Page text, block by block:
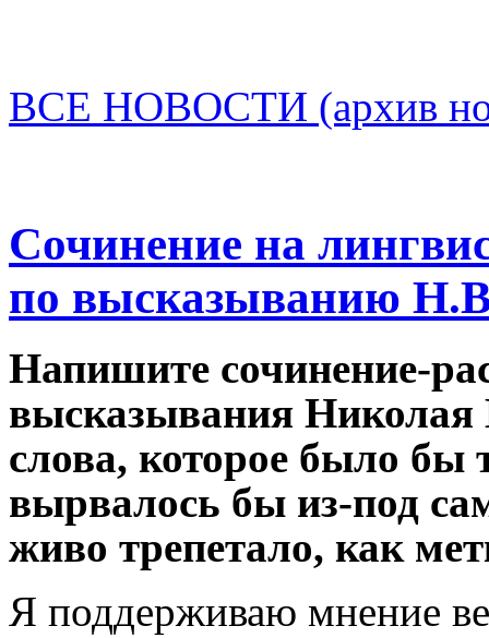
ВСЕ НОВОСТИ (архив
Сочинение на
по высказыванию
Напишите сочинение-
высказывания Николая
слова, которое было бы
вырвалось бы из-под
живо трепетало, как
Я поддерживаю мнение